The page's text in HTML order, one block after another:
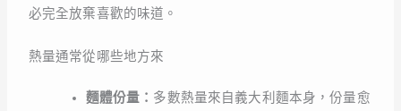
必完全放棄喜歡的味道。
熱量通常從哪些地方來
麵體份量： 多數熱量來自義大利麵本身，份量愈